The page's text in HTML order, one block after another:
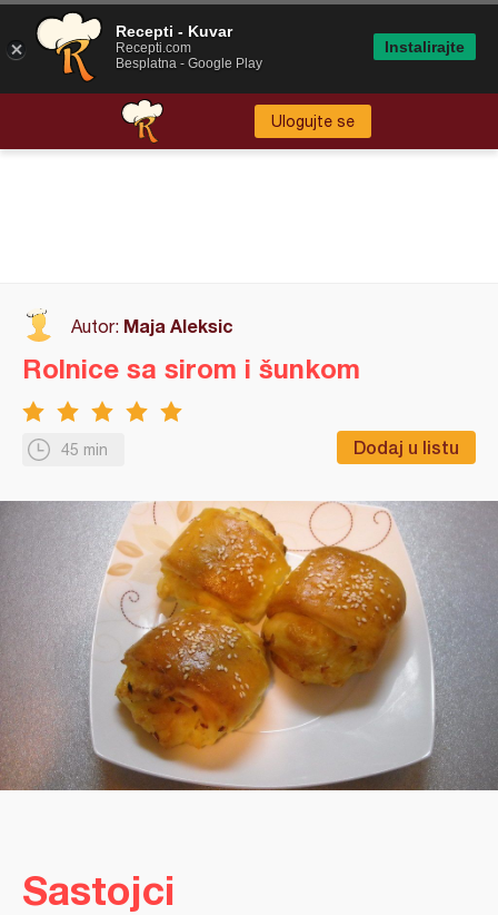
Ulogujte se
Autor: Maja Aleksic
45 min Dodaj u listu
Rolnice sa sirom i šunkom
Sastojci
Recepti - Kuvar
Recepti.com
Besplatna - Google Play
Instalirajte